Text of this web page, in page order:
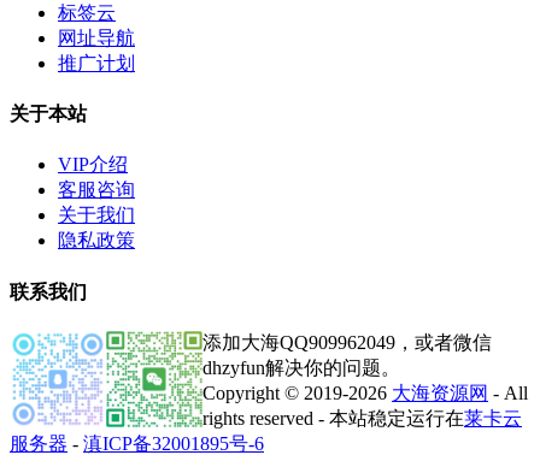
标签云
网址导航
推广计划
关于本站
VIP介绍
客服咨询
关于我们
隐私政策
联系我们
添加大海QQ909962049，或者微信
dhzyfun解决你的问题。
Copyright © 2019-2026 大海资源网 - All
rights reserved - 本站稳定运行在莱卡云
服务器 - 滇ICP备32001895号-6